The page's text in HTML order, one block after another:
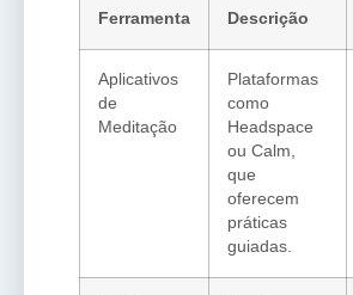
Ferramenta Descrição
Aplicativos
de
Meditação
Plataformas
como
Headspace
ou Calm,
que
oferecem
práticas
guiadas.